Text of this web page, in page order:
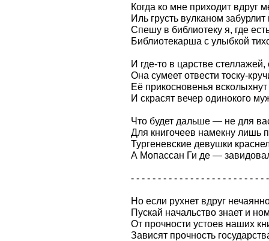
Когда ко мне приходит вдруг
Иль грусть вулканом
Спешу в библиотеку я, где
Библиотекарша с улыбкой
И где-то в царстве стеллажей,
Она сумеет отвести тоску-
Её прикосновенья
И скрасят вечер одинокого
Что будет дальше — не для
Для книгочеев намекну лишь
Тургеневские девушки
А Мопассан Ги де —
- - - - - - - - - - - - - - - - - - - - - - - - -
Но если рухнет вдруг
Пускай начальство знает и
От прочности устоев наших
Зависят прочность